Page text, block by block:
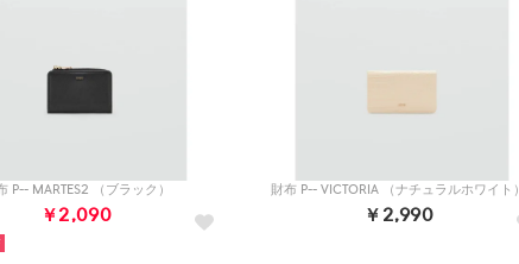
P-- MARTES2 （ブラック）
￥2,090
財布 P-- VICTORIA （ナチュラルホワイト）
￥2,990